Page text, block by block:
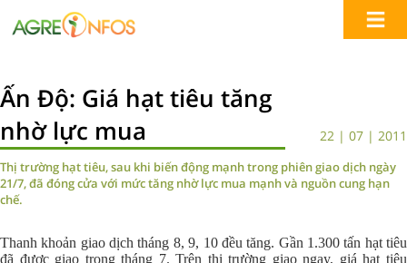
Ấn Độ: Giá hạt tiêu tăng
nhờ lực mua
22 | 07 | 2011
Thị trường hạt tiêu, sau khi biến động mạnh trong phiên giao dịch ngày
21/7, đã đóng cửa với mức tăng nhờ lực mua mạnh và nguồn cung hạn
chế.
Thanh khoản giao dịch tháng 8, 9, 10 đều tăng. Gần 1.300 tấn hạt tiêu
đã được giao trong tháng 7. Trên thị trường giao ngay, giá hạt tiêu